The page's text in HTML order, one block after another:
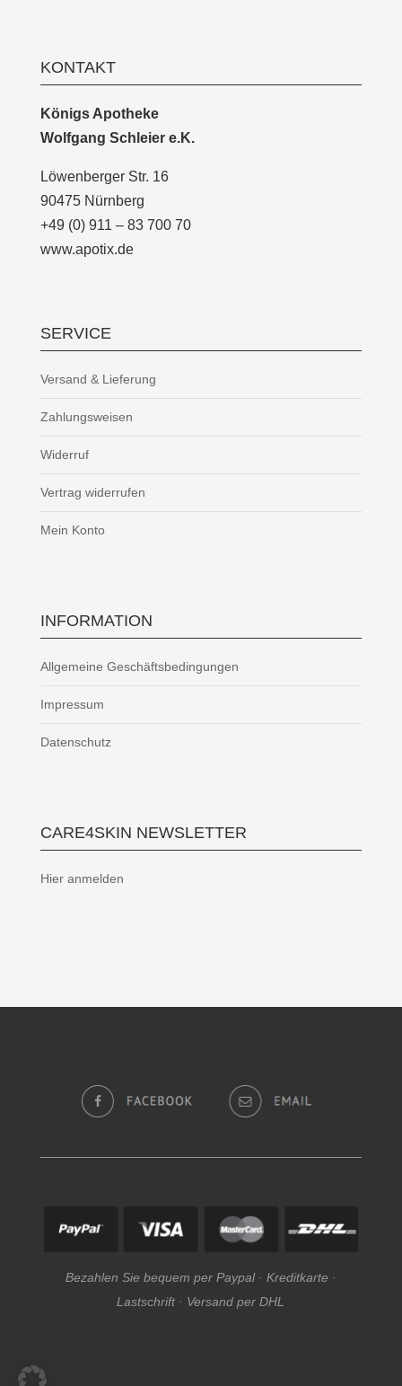
KONTAKT
Königs Apotheke
Wolfgang Schleier e.K.
Löwenberger Str. 16
90475 Nürnberg
+49 (0) 911 – 83 700 70
www.apotix.de
SERVICE
Versand & Lieferung
Zahlungsweisen
Widerruf
Vertrag widerrufen
Mein Konto
INFORMATION
Allgemeine Geschäftsbedingungen
Impressum
Datenschutz
CARE4SKIN NEWSLETTER
Hier anmelden
Bezahlen Sie bequem per Paypal · Kreditkarte ·
Lastschrift · Versand per DHL